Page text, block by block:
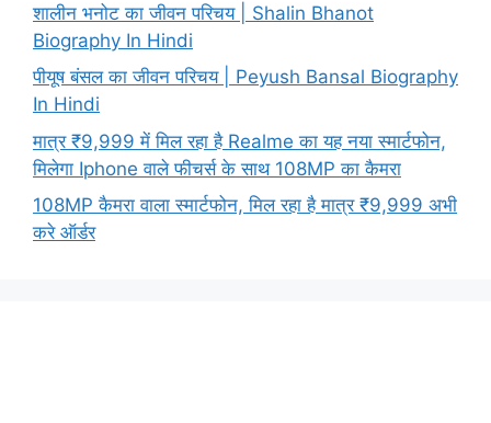
शालीन भनोट का जीवन परिचय | Shalin Bhanot
Biography In Hindi
पीयूष बंसल का जीवन परिचय | Peyush Bansal Biography
In Hindi
मात्र ₹9,999 में मिल रहा है Realme का यह नया स्मार्टफोन,
मिलेगा Iphone वाले फीचर्स के साथ 108MP का कैमरा
108MP कैमरा वाला स्मार्टफोन, मिल रहा है मात्र ₹9,999 अभी
करे ऑर्डर